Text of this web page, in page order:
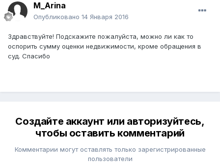
M_Arina
Опубликовано 14 Января 2016
Здравствуйте! Подскажите пожалуйста, можно ли как то
оспорить сумму оценки недвижимости, кроме обращения в
суд. Спасибо
Создайте аккаунт или авторизуйтесь,
чтобы оставить комментарий
Комментарии могут оставлять только зарегистрированные
пользователи